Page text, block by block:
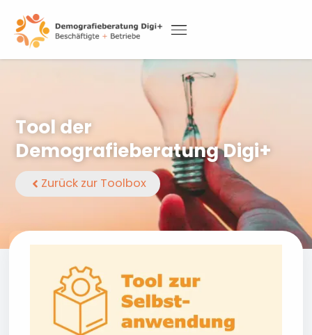
content
Tool der
Demografieberatung Digi+
Zurück zur Toolbox